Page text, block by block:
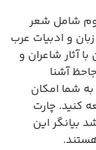
شامل شعر
و ادبیات عرب
آثار شاعران و
آشنا
شما امکان
کنید. چارت
بیانگر این